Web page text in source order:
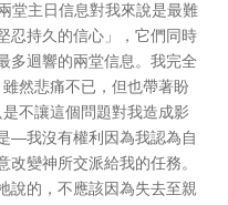
堂主日信息對我來說是最難
忍持久的信心」，它們同時
多迴響的兩堂信息。我完全
然悲痛不已，但也帶著盼
不讓這個問題對我造成影
—我沒有權利因為我認為自
改變神所交派給我的任務。
說的，不應該因為失去至親